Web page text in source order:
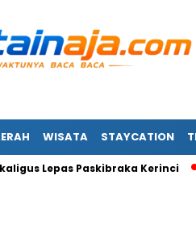
WISATA STAYCATION
Lepas Paskibraka Kerinci